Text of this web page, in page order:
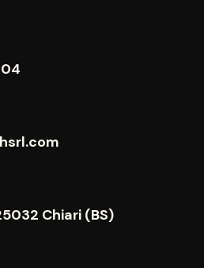
Chiari (BS)